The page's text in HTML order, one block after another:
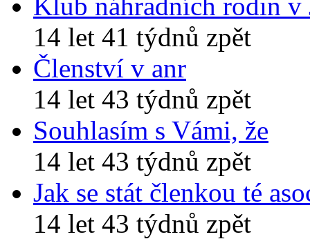
14 let 41 týdnů zpět
Členství v anr
14 let 43 týdnů zpět
Souhlasím s Vámi, že
14 let 43 týdnů zpět
Jak se stát členkou té
14 let 43 týdnů zpět